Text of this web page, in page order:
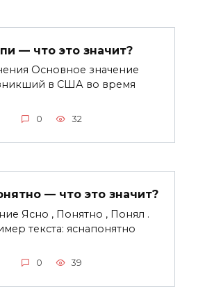
— что это значит?
Основное значение
в США во время
0 32
— что это значит?
Ясно , Понятно , Понял .
текста: яснапонятно
0 39